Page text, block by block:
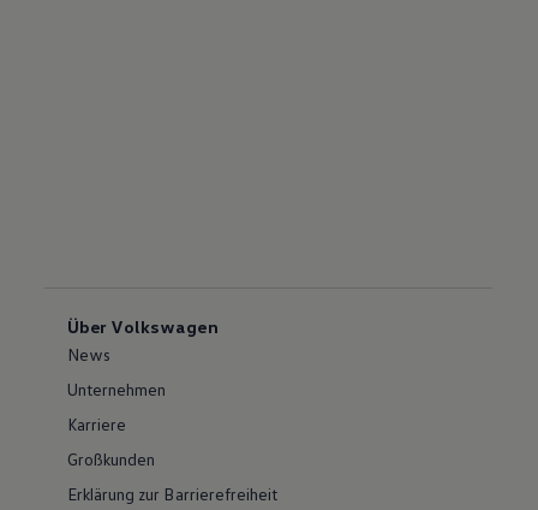
Über Volkswagen
News
Unternehmen
Karriere
Großkunden
Erklärung zur Barrierefreiheit